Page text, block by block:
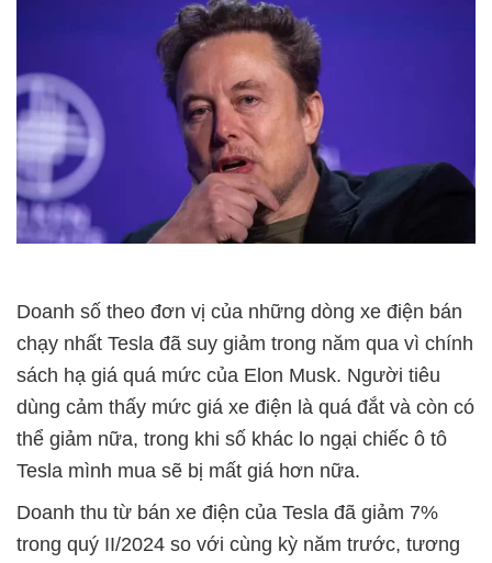
Doanh số theo đơn vị của những dòng xe điện bán
chạy nhất Tesla đã suy giảm trong năm qua vì chính
sách hạ giá quá mức của Elon Musk. Người tiêu
dùng cảm thấy mức giá xe điện là quá đắt và còn có
thể giảm nữa, trong khi số khác lo ngại chiếc ô tô
Tesla mình mua sẽ bị mất giá hơn nữa.
Doanh thu từ bán xe điện của Tesla đã giảm 7%
trong quý II/2024 so với cùng kỳ năm trước, tương